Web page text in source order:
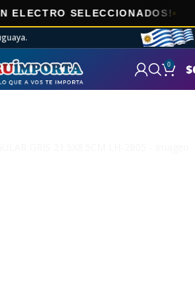
SELECCIONADOS!
0 $